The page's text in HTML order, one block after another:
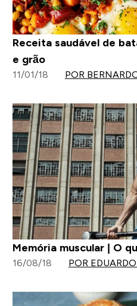
Receita saudável de
e grão
11/01/18 POR
Memória muscular | O
16/08/18 POR